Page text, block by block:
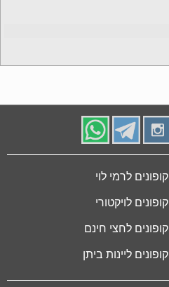
קופונים לרמי לוי
קופונים לויקטורי
קופונים לחצי חינם
קופונים ליינות ביתן